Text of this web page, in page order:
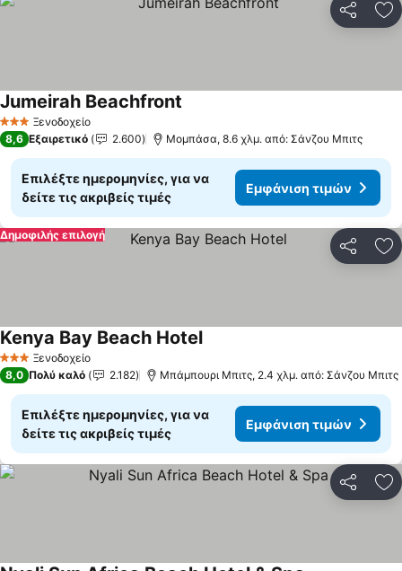
3 ΑστέριαΞενοδοχείο
Jumeirah Beachfront
8,6 Εξαιρετικό 2.600 Μομπάσα, 8.6 χλμ. από: Σάνζου Μπιτς
Επιλέξτε ημερομηνίες, για να
δείτε τις ακριβείς τιμές
Εμφάνιση τιμών
Δημοφιλής επιλογή
3 ΑστέριαΞενοδοχείο
Kenya Bay Beach Hotel
8,0 Πολύ καλό 2.182 Μπάμπουρι Μπιτς, 2.4 χλμ. από: Σάνζου Μπιτς
Επιλέξτε ημερομηνίες, για να
δείτε τις ακριβείς τιμές
Εμφάνιση τιμών